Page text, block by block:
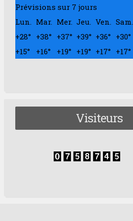
Prévisions sur 7 jours
Lun. Mar. Mer. Jeu. Ven. Sam.
+28° +38° +37° +39° +36° +30°
+15° +16° +19° +19° +17° +17°
Visiteurs